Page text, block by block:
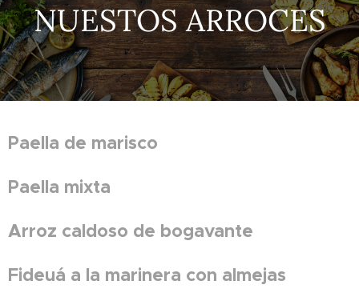
NUESTOS ARROCES
Paella de marisco
Paella mixta
Arroz caldoso de bogavante
Fideuá a la marinera con almejas